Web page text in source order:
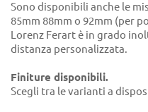
Sono disponibili anche le
85mm 88mm o 92mm (per
Lorenz Ferart è in grado
distanza personalizzata.
Finiture disponibili.
Scegli tra le varianti a